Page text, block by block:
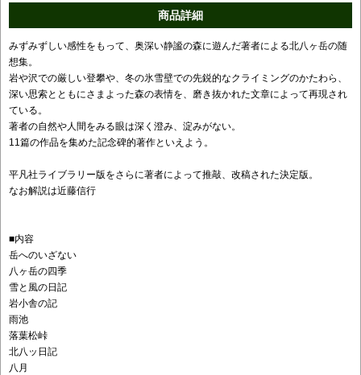
商品詳細
みずみずしい感性をもって、奥深い静謐の森に遊んだ著者による北八ヶ岳の随
想集。
岩や沢での厳しい登攀や、冬の氷雪壁での先鋭的なクライミングのかたわら、
深い思索とともにさまよった森の表情を、磨き抜かれた文章によって再現され
ている。
著者の自然や人間をみる眼は深く澄み、淀みがない。
11篇の作品を集めた記念碑的著作といえよう。
平凡社ライブラリー版をさらに著者によって推敲、改稿された決定版。
なお解説は近藤信行
■内容
岳へのいざない
八ヶ岳の四季
雪と風の日記
岩小舎の記
雨池
落葉松峠
北八ッ日記
八月